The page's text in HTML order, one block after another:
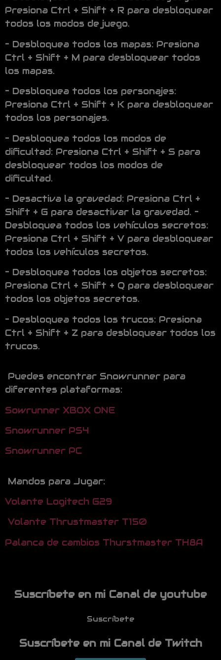
Presiona Ctrl + Shift + R para desbloquear
todos los modos de juego.
– Desbloquea todos los mapas: Presiona
Ctrl + Shift + M para desbloquear todos
los mapas.
– Desbloquea todos los personajes:
Presiona Ctrl + Shift + K para desbloquear
todos los personajes.
– Desbloquea todos los modos de
dificultad: Presiona Ctrl + Shift + S para
desbloquear todos los modos de
dificultad.
– Desactiva la gravedad: Presiona Ctrl +
Shift + G para desactivar la gravedad. –
Desbloquea todos los vehículos secretos:
Presiona Ctrl + Shift + V para desbloquear
todos los vehículos secretos.
– Desbloquea todos los objetos secretos:
Presiona Ctrl + Shift + Q para desbloquear
todos los objetos secretos.
– Desbloquea todos los trucos: Presiona
Ctrl + Shift + Z para desbloquear todos los
trucos.
Puedes encontrar Snowrunner para
diferentes plataformas:
Sowrunner XBOX ONE
Snowrunner PS4
Snowrunner PC
Mandos para Jugar:
Volante Logitech G29
Volante Thrustmaster T150
Palanca de cambios Thurstmaster TH8A
Suscríbete en mi Canal de youtube
Suscríbete
Suscríbete en mi Canal de Twitch